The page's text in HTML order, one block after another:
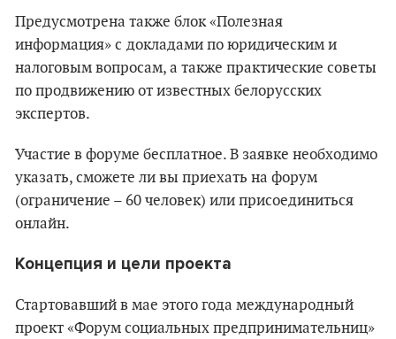
Предусмотрена также блок «Полезная
информация» с докладами по юридическим и
налоговым вопросам, а также практические советы
по продвижению от известных белорусских
экспертов.
Участие в форуме бесплатное. В заявке необходимо
указать, сможете ли вы приехать на форум
(ограничение – 60 человек) или присоединиться
онлайн.
Концепция и цели проекта
Стартовавший в мае этого года международный
проект «Форум социальных предпринимательниц»